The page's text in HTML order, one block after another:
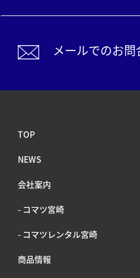
メールでのお問
TOP
NEWS
会社案内
- コマツ宮崎
- コマツレンタル宮崎
商品情報